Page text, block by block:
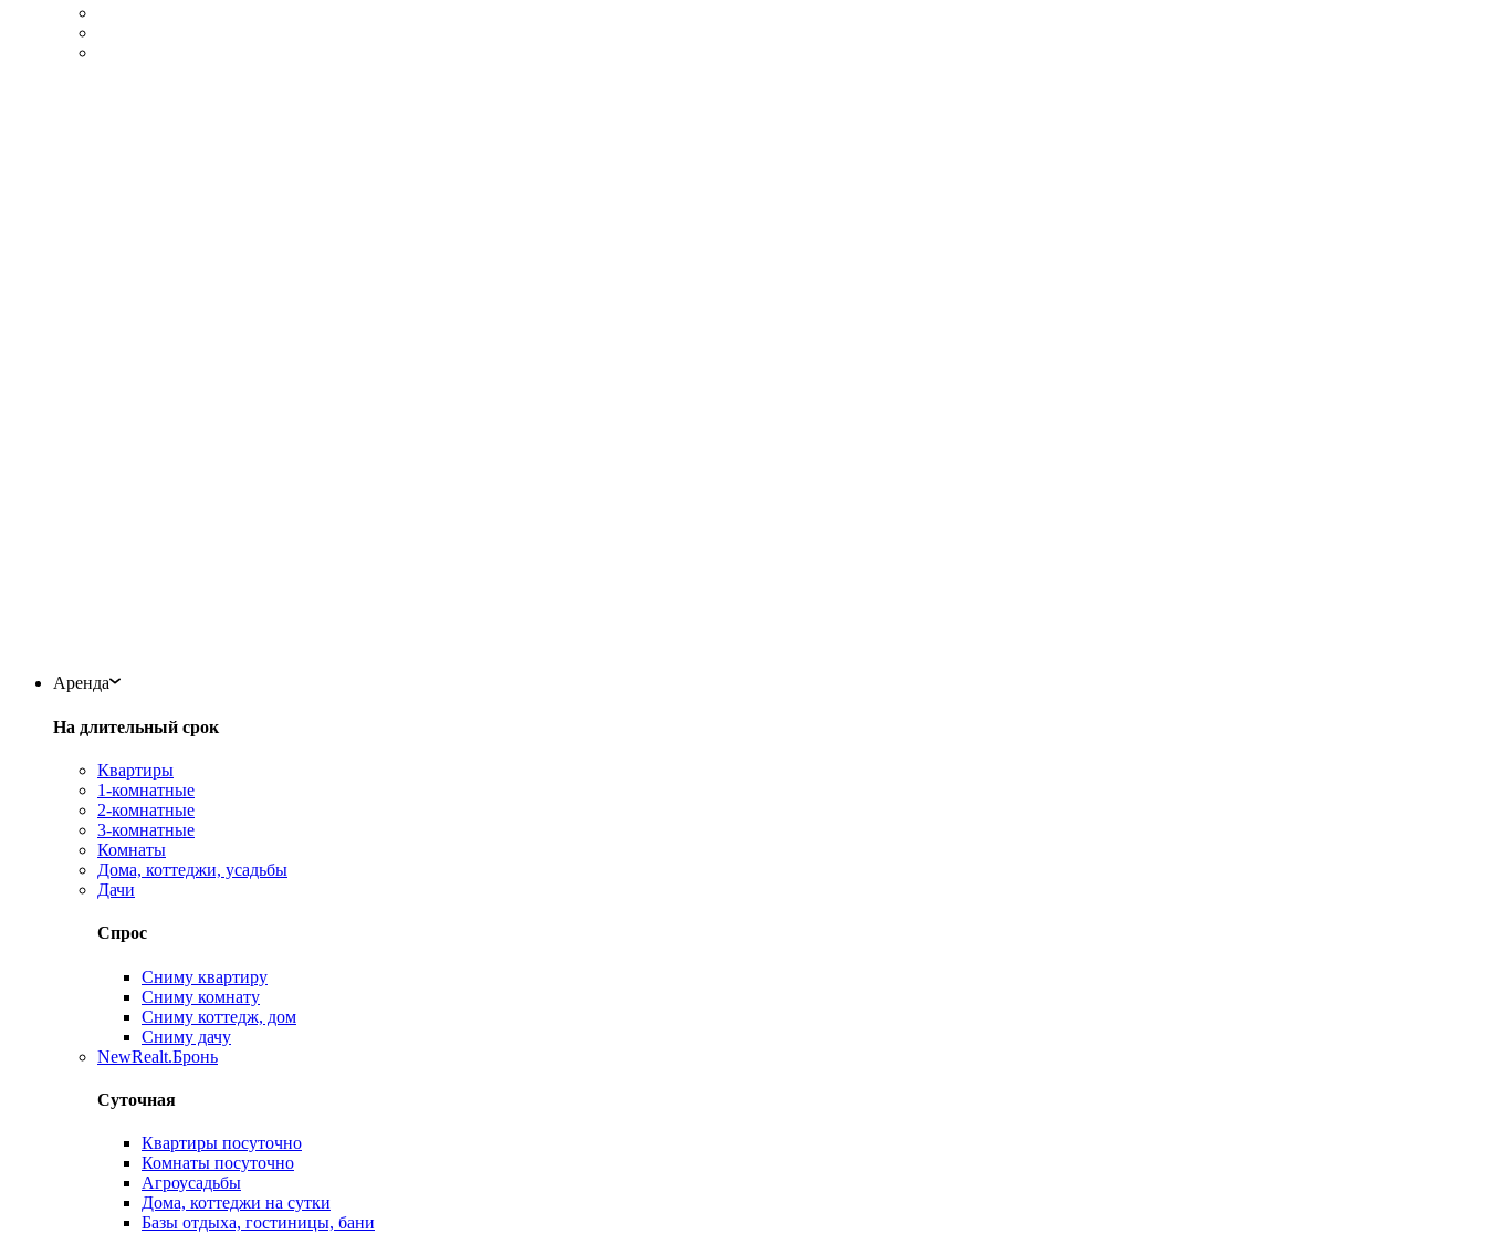
Аренда
На длительный срок
Квартиры
1-комнатные
2-комнатные
3-комнатные
Комнаты
Дома, коттеджи, усадьбы
Дачи
Спрос
Сниму квартиру
Сниму комнату
Сниму коттедж, дом
Сниму дачу
NewRealt.Бронь
Суточная
Квартиры посуточно
Комнаты посуточно
Агроусадьбы
Дома, коттеджи на сутки
Базы отдыха, гостиницы, бани